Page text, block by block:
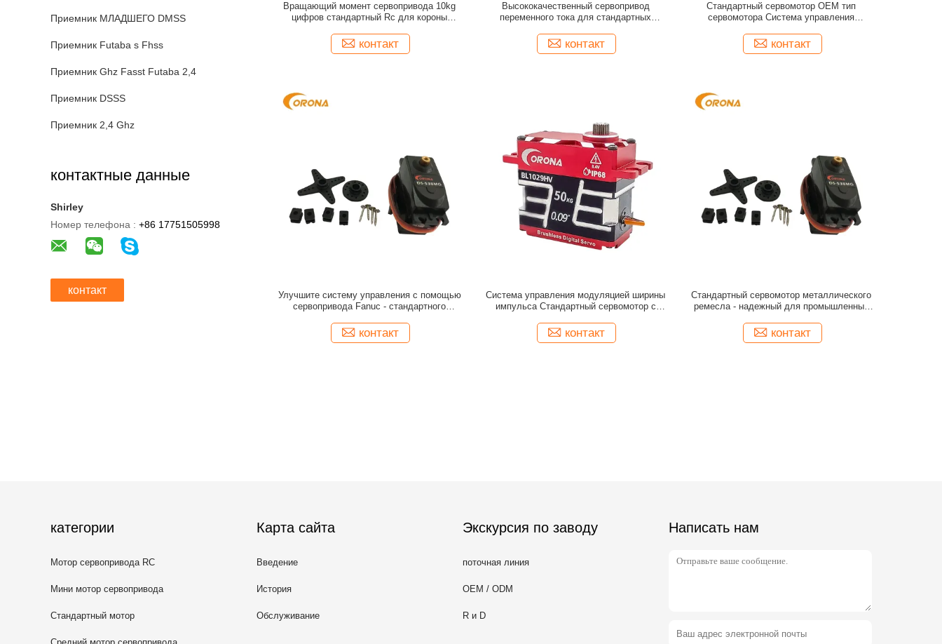
Приемник МЛАДШЕГО DMSS
Приемник Futaba s Fhss
Приемник Ghz Fasst Futaba 2,4
Приемник DSSS
Приемник 2,4 Ghz
контактные данные
Shirley
Номер телефона : +86 17751505998
контакт
Вращающий момент сервопривода 10kg
цифров стандартный Rc для короны
контакт
Высококачественный сервопривод
переменного тока для стандартных
контакт
Стандартный сервомотор OEM тип
сервомотора Система управления
контакт
Улучшите систему управления с помощью
сервопривода Fanuc - стандартного
контакт
Система управления модуляцией ширины
импульса Стандартный сервомотор с
контакт
Стандартный сервомотор металлического
ремесла - надежный для промышленных
контакт
категории
Мотор сервопривода RC
Мини мотор сервопривода
Стандартный мотор
сервопривода
Карта сайта
Введение
История
Обслуживание
Экскурсия по заводу
поточная линия
OEM / ODM
R и D
Написать нам